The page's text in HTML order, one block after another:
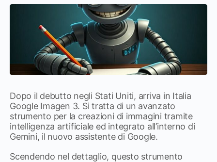
Dopo il debutto negli Stati Uniti, arriva in Italia
Google Imagen 3. Si tratta di un avanzato
strumento per la creazioni di immagini tramite
intelligenza artificiale ed integrato all’interno di
Gemini, il nuovo assistente di Google.
Scendendo nel dettaglio, questo strumento